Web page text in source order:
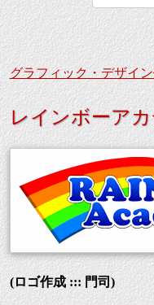
グラフィック・デザイ
レインボーア
(ロゴ作成 ::: 門司)